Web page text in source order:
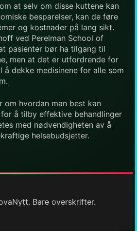
at selv om disse kuttene kan
besparelser, kan de føre
og kostnader på lang sikt.
ved Perelman School of
pasienter bør ha tilgang til
men at det er utfordrende for
å dekke medisinene for alle som
om hvordan man best kan
å tilby effektive behandlinger
med nødvendigheten av å
helsebudsjetter.
Bare overskrifter.